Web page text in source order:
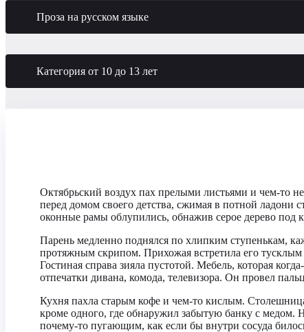
Проза на русском языке
Категория от 10 до 13 лет
Октябрьский воздух пах прелыми листьями и чем-то
перед домом своего детства, сжимая в потной
оконные рамы облупились, обнажив серое дерево под
Парень медленно поднялся по хлипким ступенькам,
протяжным скрипом. Прихожая встретила его
Гостиная справа зияла пустотой. Мебель, которая
отпечатки дивана, комода, телевизора. Он провел
Кухня пахла старым кофе и чем-то кислым.
кроме одного, где обнаружил забытую банку с медом.
почему-то пугающим, как если бы внутри сосуда